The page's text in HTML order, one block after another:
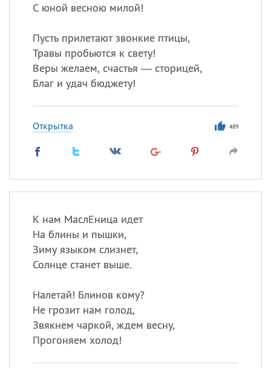
С юной весною милой!
Пусть прилетают звонкие птицы,
Травы пробьются к свету!
Веры желаем, счастья — сторицей,
Благ и удач бюджету!
Открытка 489
К нам МаслЕница идет
На блины и пышки,
Зиму языком слизнет,
Солнце станет выше.
Налетай! Блинов кому?
Не грозит нам голод,
Звякнем чаркой, ждем весну,
Прогоняем холод!